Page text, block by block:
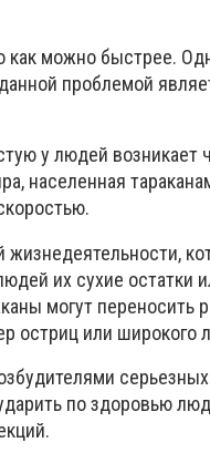
как можно быстрее.
проблемой
у людей возникает
населенная
жизнедеятельности,
их сухие остатки
могут переносить
остриц или широкого
серьезных
по здоровью